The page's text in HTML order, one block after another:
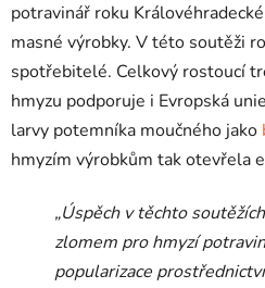
potravinář roku
masné výrobky. V této soutěži
spotřebitelé. Celkový rostoucí
hmyzu podporuje i Evropská
larvy potemníka moučného jako
hmyzím výrobkům tak otevřela
„Úspěch v těchto
zlomem pro hmyzí
popularizace